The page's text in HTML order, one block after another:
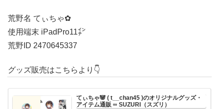
荒野名 てぃちゃ✿
使用端末 iPadPro11㌅
荒野ID 2470645337
グッズ販売はこちらより👇
てぃちゃ🐼 ( t__chan45 )のオリジナルグッズ・
アイテム通販 ∞ SUZURI（スズリ）